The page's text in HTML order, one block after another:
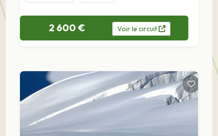
2 600 € Voirle circuit